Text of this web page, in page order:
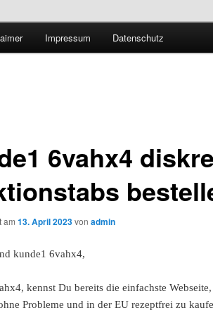
Forschung und
Impressum Datenschutz
6vahx4
am 13. April 2023von admin
kunde1 6vahx4,
kennst Du bereits die einfachste
Probleme und in der EU rezeptfrei zu